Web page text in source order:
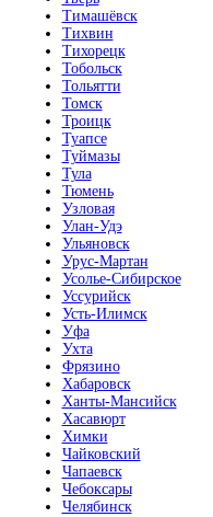
Тимашёвск
Тихвин
Тихорецк
Тобольск
Тольятти
Томск
Троицк
Туапсе
Туймазы
Тула
Тюмень
Узловая
Улан-Удэ
Ульяновск
Урус-Мартан
Усолье-Сибирское
Уссурийск
Усть-Илимск
Уфа
Ухта
Фрязино
Хабаровск
Ханты-Мансийск
Хасавюрт
Химки
Чайковский
Чапаевск
Чебоксары
Челябинск